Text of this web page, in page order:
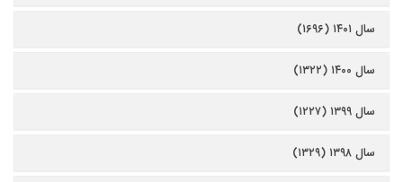
سال ۱۴۰۱ (۱۶۹۶)
سال ۱۴۰۰ (۱۳۲۲)
سال ۱۳۹۹ (۱۲۲۷)
سال ۱۳۹۸ (۱۳۲۹)